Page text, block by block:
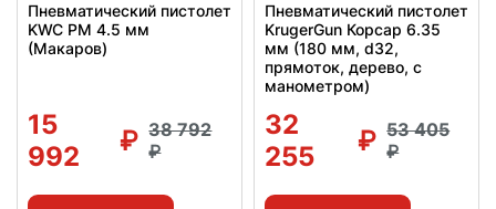
Пневматический пистолет
KWC PM 4.5 мм
(Макаров)
15
992
38 792
Пневматический пистолет
KrugerGun Корсар 6.35
мм (180 мм, d32,
прямоток, дерево, с
манометром)
32
255
53 405